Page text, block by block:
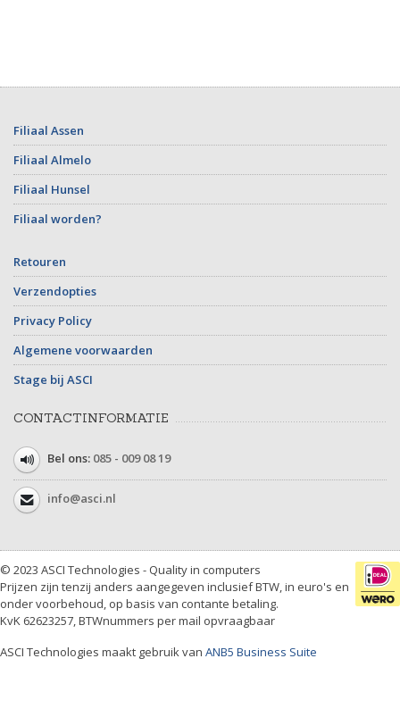
Filiaal Assen
Filiaal Almelo
Filiaal Hunsel
Filiaal worden?
Retouren
Verzendopties
Privacy Policy
Algemene voorwaarden
Stage bij ASCI
CONTACTINFORMATIE
Bel ons: 085 - 009 08 19
info@asci.nl
© 2023 ASCI Technologies - Quality in computers
Prijzen zijn tenzij anders aangegeven inclusief BTW, in euro's en
onder voorbehoud, op basis van contante betaling.
KvK 62623257, BTWnummers per mail opvraagbaar
ASCI Technologies maakt gebruik van ANB5 Business Suite